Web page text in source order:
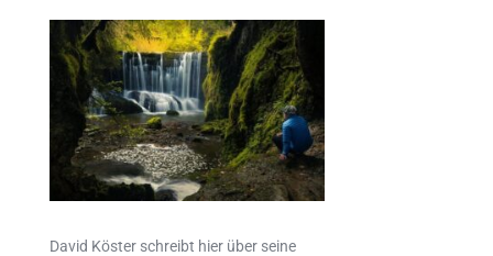
David Köster schreibt hier über seine